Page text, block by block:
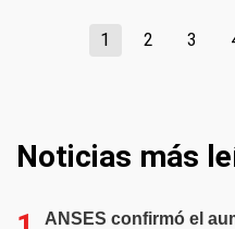
1 2 3
Noticias más
ANSES confirmó el